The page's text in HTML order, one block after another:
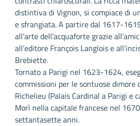
distintiva di Vignon, si compiace di
e sfrangiata. A partire dal 1617-
all’arte dell’acquaforte grazie
all’editore François Langlois e
Brebiette.
Tornato a Parigi nel 1623-1624,
commissioni per le sontuose dimore
Richelieu (Palais Cardinal a Parigi e
Morì nella capitale francese nel
settantasette anni.